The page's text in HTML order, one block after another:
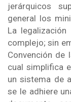
jerárquicos
general los
La
complejo; sin
Convención de
cual simplifica
un sistema de
se le adhiere